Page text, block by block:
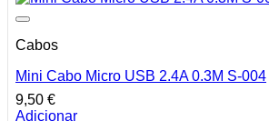
Cabos
Mini Cabo Micro USB 2.4A 0.3M S-004
9,50 €
Adicionar